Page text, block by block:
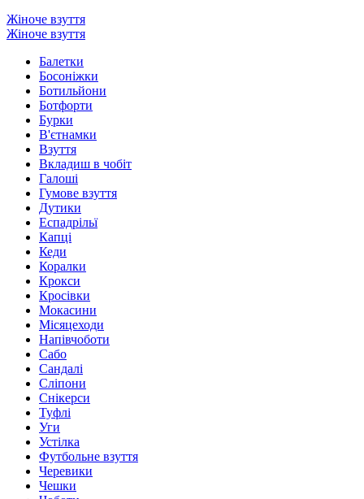
Жіноче взуття
Жіноче взуття
Балетки
Босоніжки
Ботильйони
Ботфорти
Бурки
В'єтнамки
Взуття
Вкладиш в чобіт
Галоші
Гумове взуття
Дутики
Еспадрільї
Капці
Кеди
Коралки
Крокси
Кросівки
Мокасини
Місяцеходи
Напівчоботи
Сабо
Сандалі
Сліпони
Снікерси
Туфлі
Уги
Устілка
Футбольне взуття
Черевики
Чешки